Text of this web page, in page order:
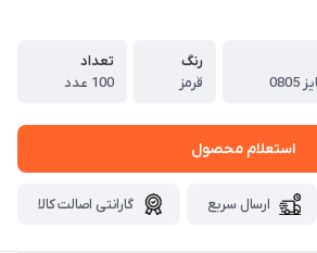
رنگ
قرمز
تعداد
100 عدد
استعلام محصول
ارسال سریع گارانتی اصالت کالا